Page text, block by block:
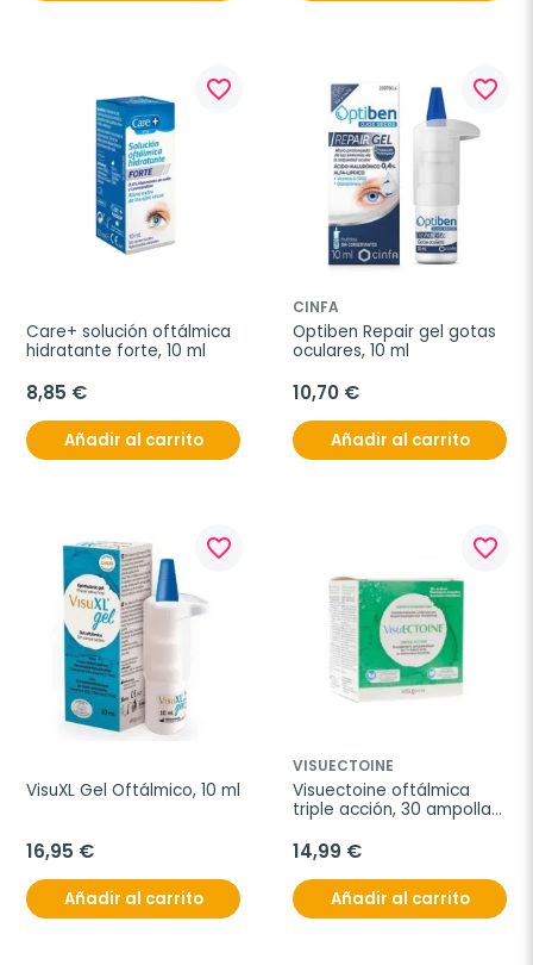
favorite_border
Care+ solución oftálmica
hidratante forte, 10 ml
8,85 €
Añadir al carrito
favorite_border
CINFA
Optiben Repair gel gotas
oculares, 10 ml
10,70 €
Añadir al carrito
favorite_border
VisuXL Gel Oftálmico, 10 ml
16,95 €
Añadir al carrito
favorite_border
VISUECTOINE
Visuectoine oftálmica
triple acción, 30 ampollas
14,99 €
Añadir al carrito